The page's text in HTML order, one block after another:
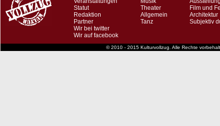
Statut
Redaktion
Partner
Wir bei twitter
Wir auf facebook
Theater
Allgemein
Tanz
Film und
Architektur
Subjektiv
© 2010 - 2015 Kulturvollzug. Alle Rechte